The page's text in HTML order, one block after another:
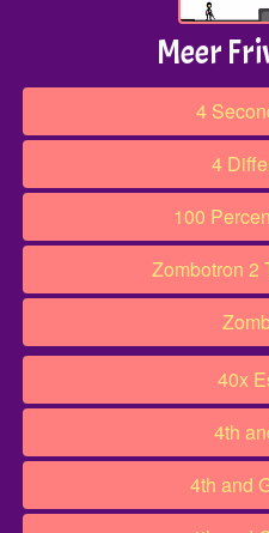
Meer
4
4
100
Zombotron 2
40x
4th
4th and